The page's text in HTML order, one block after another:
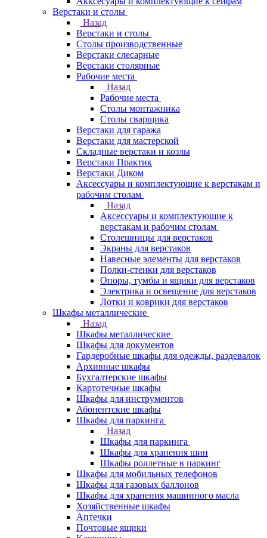
Верстаки и столы
Назад
Верстаки и столы
Столы производственные
Верстаки слесарные
Верстаки столярные
Рабочие места
Назад
Рабочие места
Столы монтажника
Столы сварщика
Верстаки для гаража
Верстаки для мастерской
Складные верстаки и козлы
Верстаки Практик
Верстаки Диком
Аксессуары и комплектующие к верстакам и
рабочим столам
Назад
Аксессуары и комплектующие к
верстакам и рабочим столам
Столешницы для верстаков
Экраны для верстаков
Навесные элементы для верстаков
Полки-стенки для верстаков
Опоры, тумбы и ящики для верстаков
Электрика и освещение для верстаков
Лотки и коврики для верстаков
Шкафы металлические
Назад
Шкафы металлические
Шкафы для документов
Гардеробные шкафы для одежды, раздевалок
Архивные шкафы
Бухгалтерские шкафы
Картотечные шкафы
Шкафы для инструментов
Абонентские шкафы
Шкафы для паркинга
Назад
Шкафы для паркинга
Шкафы для хранения шин
Шкафы роллетные в паркинг
Шкафы для мобильных телефонов
Шкафы для газовых баллонов
Шкафы для хранения машинного масла
Хозяйственные шкафы
Аптечки
Почтовые ящики